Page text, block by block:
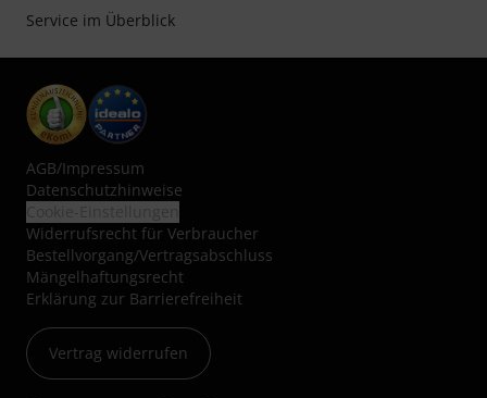
Service im Überblick
AGB/Impressum
Datenschutzhinweise
Widerrufsrecht für Verbraucher
Bestellvorgang/Vertragsabschluss
Mängelhaftungsrecht
Erklärung zur Barrierefreiheit
Vertrag widerrufen